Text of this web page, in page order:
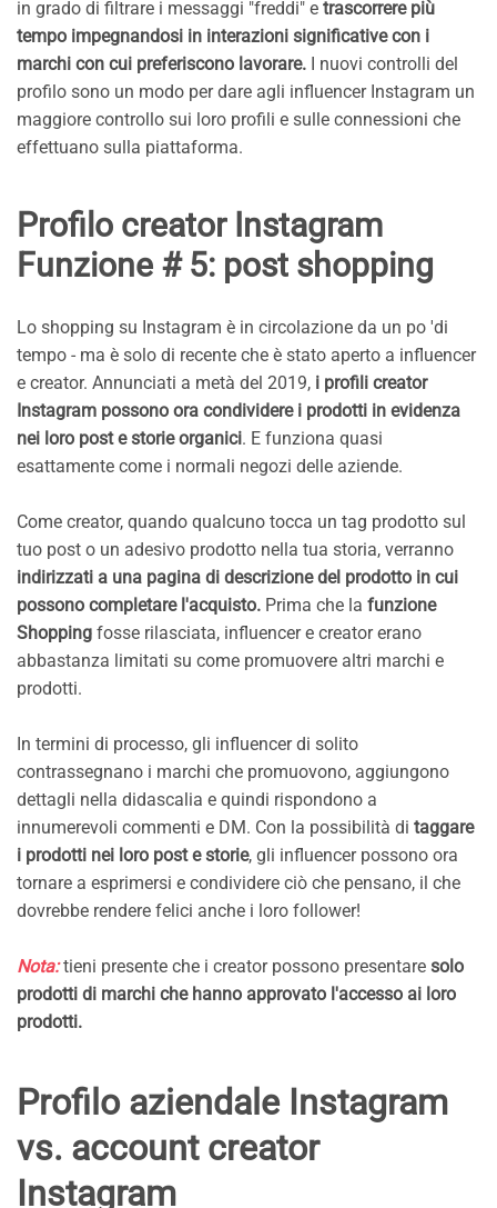
in grado di filtrare i messaggi "freddi" e trascorrere più
tempo impegnandosi in interazioni significative con i
marchi con cui preferiscono lavorare. I nuovi controlli del
profilo sono un modo per dare agli influencer Instagram un
maggiore controllo sui loro profili e sulle connessioni che
effettuano sulla piattaforma.
Profilo creator Instagram
Funzione # 5: post shopping
Lo shopping su Instagram è in circolazione da un po 'di
tempo - ma è solo di recente che è stato aperto a influencer
e creator. Annunciati a metà del 2019, i profili creator
Instagram possono ora condividere i prodotti in evidenza
nei loro post e storie organici. E funziona quasi
esattamente come i normali negozi delle aziende.
Come creator, quando qualcuno tocca un tag prodotto sul
tuo post o un adesivo prodotto nella tua storia, verranno
indirizzati a una pagina di descrizione del prodotto in cui
possono completare l'acquisto. Prima che la funzione
Shopping fosse rilasciata, influencer e creator erano
abbastanza limitati su come promuovere altri marchi e
prodotti.
In termini di processo, gli influencer di solito
contrassegnano i marchi che promuovono, aggiungono
dettagli nella didascalia e quindi rispondono a
innumerevoli commenti e DM. Con la possibilità di taggare
i prodotti nei loro post e storie, gli influencer possono ora
tornare a esprimersi e condividere ciò che pensano, il che
dovrebbe rendere felici anche i loro follower!
Nota: tieni presente che i creator possono presentare solo
prodotti di marchi che hanno approvato l'accesso ai loro
prodotti.
Profilo aziendale Instagram
vs. account creator
Instagram